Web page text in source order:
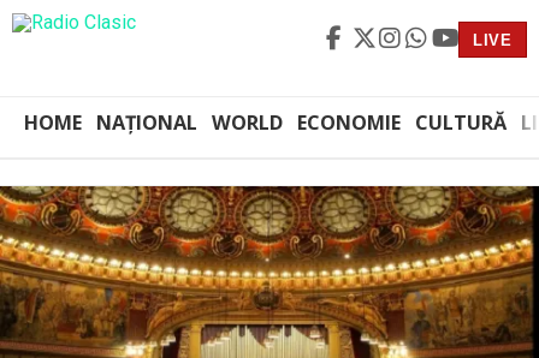
LIVE
HOME NAȚIONAL WORLD ECONOMIE CULTURĂ